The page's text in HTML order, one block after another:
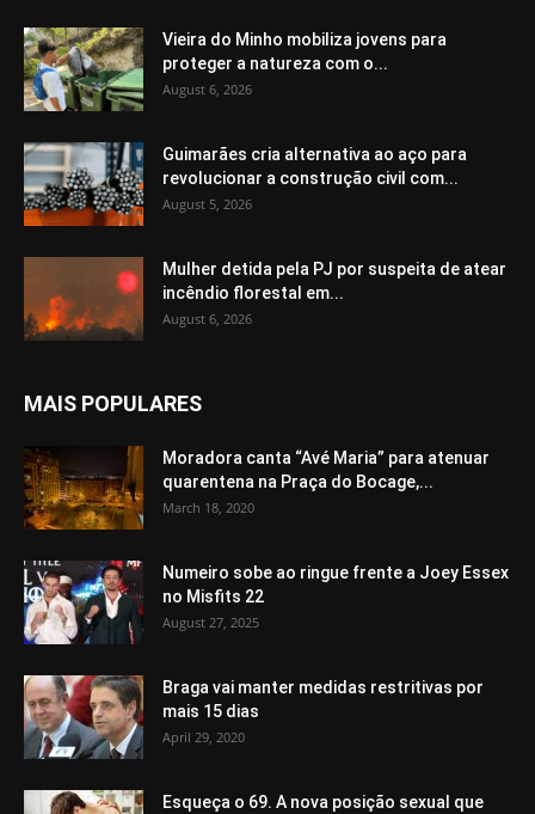
Vieira do Minho mobiliza jovens para
proteger a natureza com o...
August 6, 2026
Guimarães cria alternativa ao aço para
revolucionar a construção civil com...
August 5, 2026
Mulher detida pela PJ por suspeita de atear
incêndio florestal em...
August 6, 2026
MAIS POPULARES
Moradora canta “Avé Maria” para atenuar
quarentena na Praça do Bocage,...
March 18, 2020
Numeiro sobe ao ringue frente a Joey Essex
no Misfits 22
August 27, 2025
Braga vai manter medidas restritivas por
mais 15 dias
April 29, 2020
Esqueça o 69. A nova posição sexual que